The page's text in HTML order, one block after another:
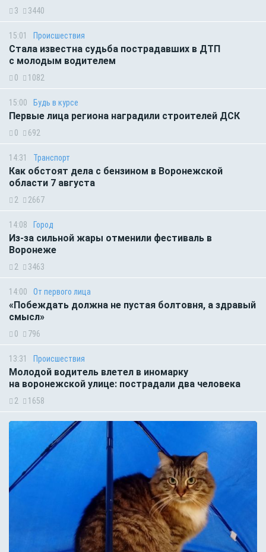
3 3440
15:01 Происшествия
Стала известна судьба пострадавших в ДТП
с молодым водителем
0 1082
15:00 Будь в курсе
Первые лица региона наградили строителей ДСК
0 692
14:31 Транспорт
Как обстоят дела с бензином в Воронежской
области 7 августа
2 2667
14:08 Город
Из-за сильной жары отменили фестиваль в
Воронеже
2 3463
14:00 От первого лица
«Побеждать должна не пустая болтовня, а здравый
смысл»
0 796
13:31 Происшествия
Молодой водитель влетел в иномарку
на воронежской улице: пострадали два человека
2 1658